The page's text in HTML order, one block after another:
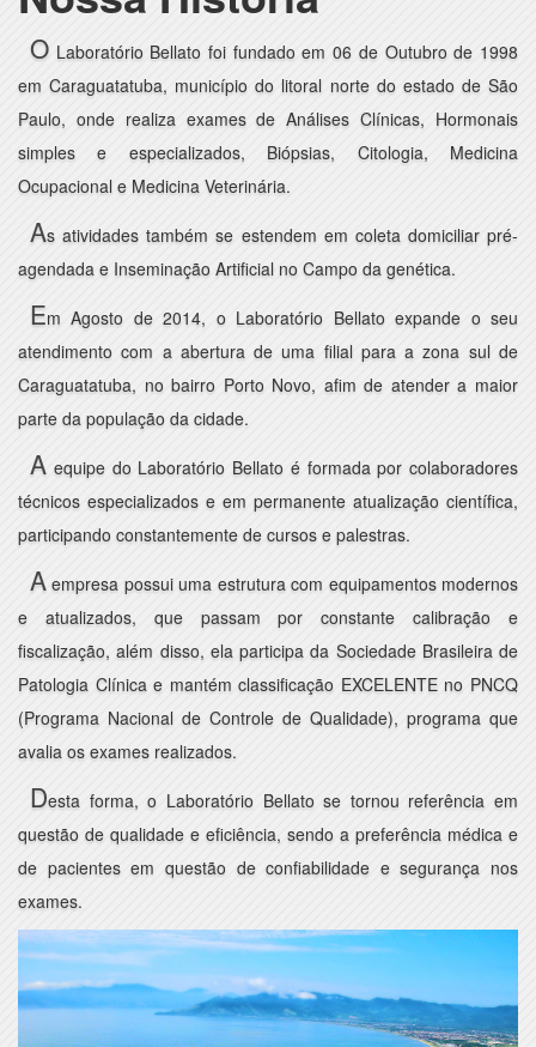
O Laboratório Bellato foi fundado em 06 de Outubro de 1998
em Caraguatatuba, município do litoral norte do estado de São
Paulo, onde realiza exames de Análises Clínicas, Hormonais
simples e especializados, Biópsias, Citologia, Medicina
Ocupacional e Medicina Veterinária.
As atividades também se estendem em coleta domiciliar pré-
agendada e Inseminação Artificial no Campo da genética.
Em Agosto de 2014, o Laboratório Bellato expande o seu
atendimento com a abertura de uma filial para a zona sul de
Caraguatatuba, no bairro Porto Novo, afim de atender a maior
parte da população da cidade.
A equipe do Laboratório Bellato é formada por colaboradores
técnicos especializados e em permanente atualização científica,
participando constantemente de cursos e palestras.
A empresa possui uma estrutura com equipamentos modernos
e atualizados, que passam por constante calibração e
fiscalização, além disso, ela participa da Sociedade Brasileira de
Patologia Clínica e mantém classificação EXCELENTE no PNCQ
(Programa Nacional de Controle de Qualidade), programa que
avalia os exames realizados.
Desta forma, o Laboratório Bellato se tornou referência em
questão de qualidade e eficiência, sendo a preferência médica e
de pacientes em questão de confiabilidade e segurança nos
exames.